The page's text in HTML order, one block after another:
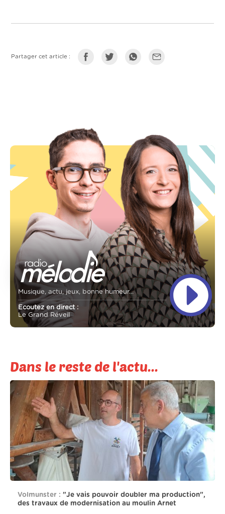
Partager cet article :
Musique, actu, jeux, bonne humeur...
Ecoutez en direct :
Le Grand Réveil
Dans le reste de l'actu...
Volmunster : "Je vais pouvoir doubler ma production",
des travaux de modernisation au moulin Arnet